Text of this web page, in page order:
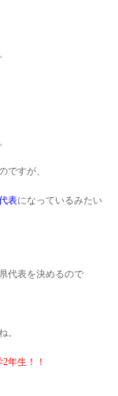
ですが、
表になっているみたい
代表を決めるので
。
年生！！